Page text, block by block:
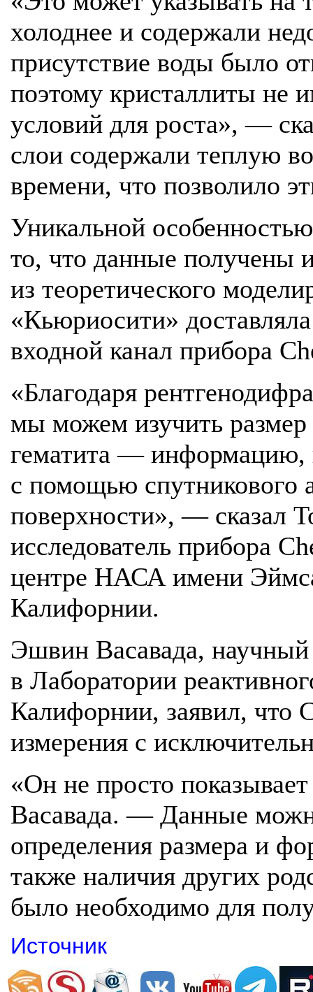
холоднее и содержали
присутствие воды было
поэтому кристаллиты не
условий для роста», —
слои содержали теплую
времени, что позволило
Уникальной
то, что данные получены
из теоретического
«Кьюриосити»
входной канал прибора
«Благодаря
мы можем изучить размер
гематита — информацию,
с помощью спутникового
поверхности», — сказал
исследователь прибора
центре НАСА имени
Калифорнии.
Эшвин Васавада, научный
в Лаборатории
Калифорнии, заявил, что
измерения с
«Он не просто
Васавада. — Данные
определения размера и
также наличия других
было необходимо для
Источник